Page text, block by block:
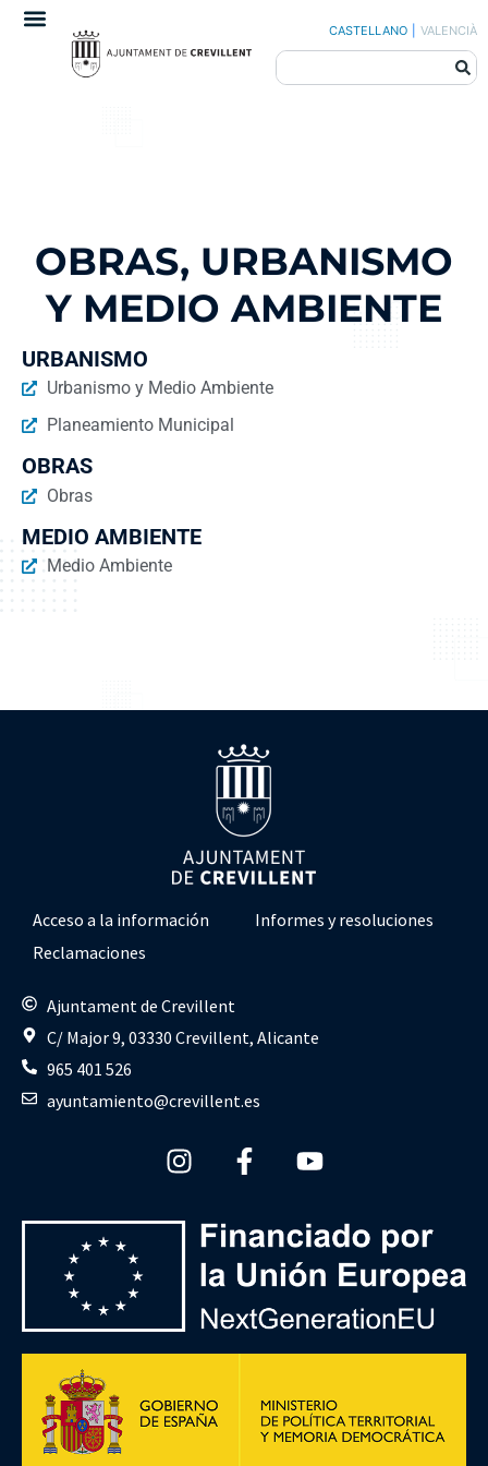
CASTELLANO VALENCIÀ
OBRAS, URBANISMO
Y MEDIO AMBIENTE
URBANISMO
Urbanismo y Medio Ambiente
Planeamiento Municipal
OBRAS
Obras
MEDIO AMBIENTE
Medio Ambiente
Acceso a la información
Informes y resoluciones
Reclamaciones
Ajuntament de Crevillent
C/ Major 9, 03330 Crevillent, Alicante
965 401 526
ayuntamiento@crevillent.es